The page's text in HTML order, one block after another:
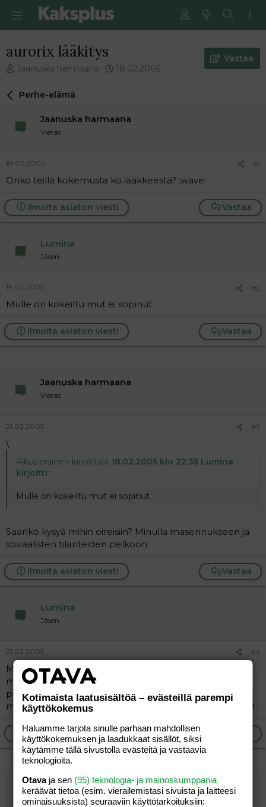
aurorix lääkitys
V
e
i
t
u
a
l
o
t
j
Jaanuska harmaana
E
m
n
i
e
s
18.02.2005
Vastaa
Perhe-elämä
Jaanuska harmaana
Vieras
18.02.2005 #1
Onko teillä kokemusta ko.lääkkeestä? :wave:
Vastaa
Ilmoita asiaton viesti
Lumina
Jäsen
19.02.2005 #2
Mulle on kokeiltu mut ei sopinut.
Vastaa
Ilmoita asiaton viesti
Jaanuska harmaana
Vieras
21.02.2005 #3
\
Alkuperäinen kirjoittaja 18.02.2005 klo 22:35 Lumina
kirjoitti:
Mulle on kokeiltu mut ei sopinut.
Saanko kysyä mihin oireisiin? Minulla masennukseen ja
sosiaalisten tilanteiden pelkoon.
Vastaa
Ilmoita asiaton viesti
Lumina
Jäsen
21.02.2005 #4
Masennukseen mullakin kokeiltiin niin kuin monia
muitakin lääkkeitä. Yhdestä tuli ihottumaa, yhdestä
pahoinvointia enkä nyt muista mitä toi Aurorix aiheutti
mut sopinut ei. Onneksi mulle sopivat lääkkeet löytyivät.
Ilmoita asiaton viesti
Lihavoitu
Kursivoitu
Laajennettuun editoriin…
Lista
Järjestetty lista
Laajennettuun editoriin…
Lisää hyperlinkki
Lisää kuva
HymiötLaajennettuun
Kumoa
Kotimaista laatusisältöä – evästeillä parempi
käyttökokemus
Haluamme tarjota sinulle parhaan mahdollisen
käyttökokemuksen ja laadukkaat sisällöt, siksi
käytämme tällä sivustolla evästeitä ja vastaavia
teknologioita.
Otavaja sen (95) teknologia- ja mainoskumppania
keräävät tietoa (esim. vierailemis­tasi sivuista ja laitteesi
ominaisuuk­sista) seuraaviin käyttötarkoituksiin: